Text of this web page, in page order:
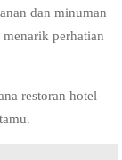
dan minuman
perhatian
restoran hotel